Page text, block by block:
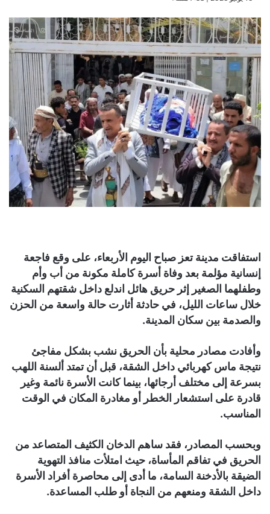
استفاقت مدينة تعز صباح اليوم الأربعاء، على وقع فاجعة
إنسانية مؤلمة بعد وفاة أسرة كاملة مكونة من أب وأم
وطفلهما الصغير إثر حريق هائل اندلع داخل شقتهم السكنية
خلال ساعات الليل، في حادثة أثارت حالة واسعة من الحزن
والصدمة بين سكان المدينة.
وأفادت مصادر محلية بأن الحريق نشب بشكل مفاجئ
نتيجة ماس كهربائي داخل الشقة، قبل أن تمتد ألسنة اللهب
بسرعة إلى مختلف أرجائها، بينما كانت الأسرة نائمة وغير
قادرة على استشعار الخطر أو مغادرة المكان في الوقت
المناسب.
وبحسب المصادر، فقد ساهم الدخان الكثيف المتصاعد من
الحريق في تفاقم المأساة، حيث امتلأت منافذ التهوية
الضيقة بالأدخنة السامة، ما أدى إلى محاصرة أفراد الأسرة
داخل الشقة ومنعهم من النجاة أو طلب المساعدة.